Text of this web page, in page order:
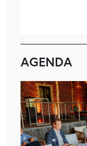
AGENDA